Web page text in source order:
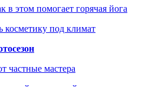
в этом помогает горячая йога
косметику под климат
частные мастера